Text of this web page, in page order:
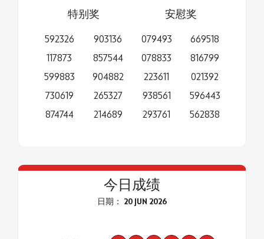
特别奖
592326
117873
599883
730619
874744
903136
857544
904882
265327
214689
安慰奖
079493
078833
223611
938561
293761
669518
816799
021392
596443
562838
今日成绩
日期： 20 JUN 2026